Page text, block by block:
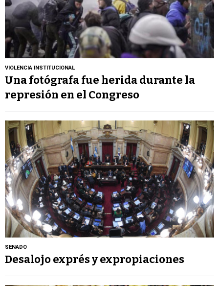
VIOLENCIA INSTITUCIONAL
Una fotógrafa fue herida durante la
represión en el Congreso
SENADO
Desalojo exprés y expropiaciones